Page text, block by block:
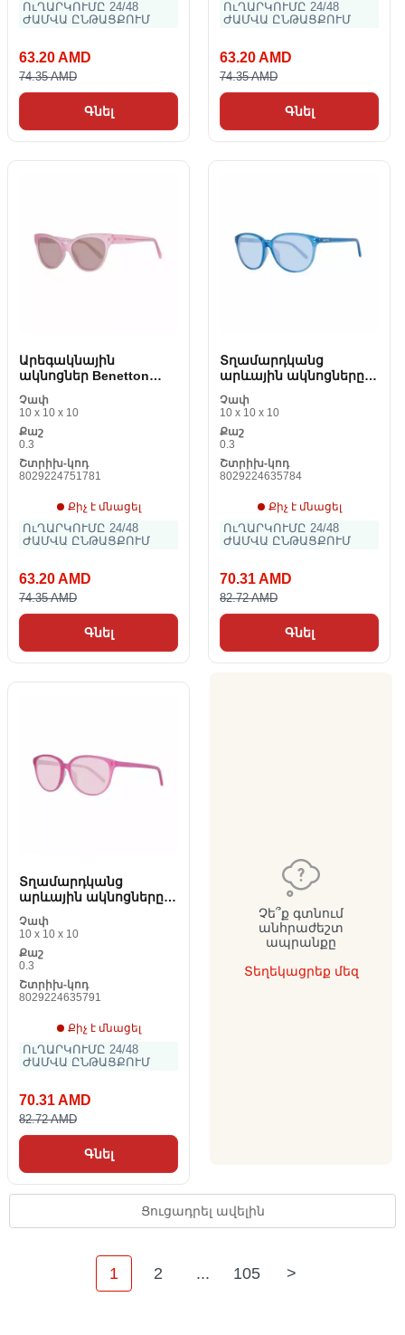
ՈւՂԱՐԿՈՒՄԸ 24/48
ԺԱՄՎԱ ԸՆԹԱՑՔՈՒՄ
63.20 AMD
74.35 AMD
Գնել
ՈւՂԱՐԿՈՒՄԸ 24/48
ԺԱՄՎԱ ԸՆԹԱՑՔՈՒՄ
63.20 AMD
74.35 AMD
Գնել
Արեգակնային
ակնոցներ Benetton
Չափ
10 x 10 x 10
Քաշ
0.3
Շտրիխ-կոդ
8029224751781
Քիչ է մնացել
ՈւՂԱՐԿՈՒՄԸ 24/48
ԺԱՄՎԱ ԸՆԹԱՑՔՈՒՄ
63.20 AMD
74.35 AMD
Գնել
Տղամարդկանց
արևային ակնոցները
mm
Չափ
10 x 10 x 10
Քաշ
0.3
Շտրիխ-կոդ
8029224635784
Քիչ է մնացել
ՈւՂԱՐԿՈՒՄԸ 24/48
ԺԱՄՎԱ ԸՆԹԱՑՔՈՒՄ
70.31 AMD
82.72 AMD
Գնել
Տղամարդկանց
արևային ակնոցները
mm
Չափ
10 x 10 x 10
Քաշ
0.3
Շտրիխ-կոդ
8029224635791
Քիչ է մնացել
ՈւՂԱՐԿՈՒՄԸ 24/48
ԺԱՄՎԱ ԸՆԹԱՑՔՈՒՄ
70.31 AMD
82.72 AMD
Գնել
Չե՞ք գտնում
անհրաժեշտ
ապրանքը
Տեղեկացրեք մեզ
Ցուցադրել ավելին
1 2 ... 105 >